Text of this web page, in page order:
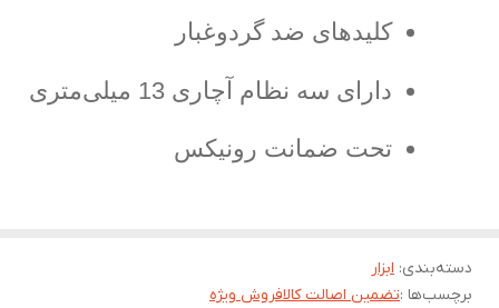
کلیدهای ضد گردوغبار
دارای سه نظام آچاری 13 میلی‌متری
تحت ضمانت رونیکس
دسته‌بندی: ابزار
برچسب‌ها :تضمین اصالت کالافروش ویژه